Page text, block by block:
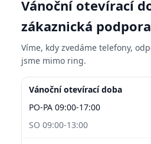
Vánoční otevírací
zákaznická podpora
Víme, kdy zvedáme telefony,
jsme mimo ring.
Vánoční otevírací doba
PO-PA 09:00-17:00
SO 09:00-13:00